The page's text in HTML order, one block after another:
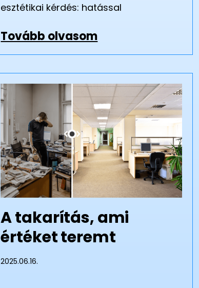
esztétikai kérdés: hatással
Tovább olvasom
A takarítás, ami
értéket teremt
2025.06.16.